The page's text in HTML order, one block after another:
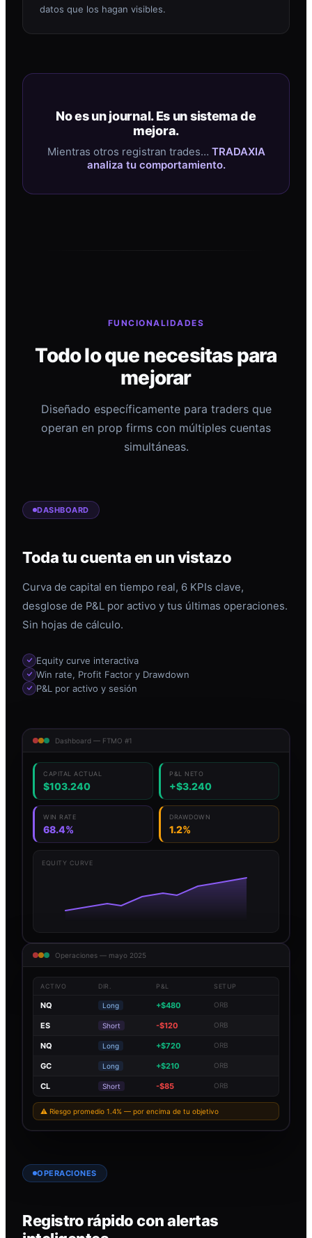
datos que los hagan visibles.
No es un journal. Es un sistema de
mejora.
Mientras otros registran trades… TRADAXIA
analiza tu comportamiento.
FUNCIONALIDADES
Todo lo que necesitas para
mejorar
Diseñado específicamente para traders que
operan en prop firms con múltiples cuentas
simultáneas.
DASHBOARD
Toda tu cuenta en un vistazo
Curva de capital en tiempo real, 6 KPIs clave,
desglose de P&L por activo y tus últimas operaciones.
Sin hojas de cálculo.
Equity curve interactiva
Win rate, Profit Factor y Drawdown
P&L por activo y sesión
Dashboard — FTMO #1
CAPITAL ACTUAL
$103.240
P&L NETO
+$3.240
WIN RATE
68.4%
DRAWDOWN
1.2%
EQUITY CURVE
Operaciones — mayo 2025
ACTIVO DIR. P&L SETUP
NQ Long +$480 ORB
ES Short -$120 ORB
NQ Long +$720 ORB
GC Long +$210 ORB
CL Short -$85 ORB
⚠ Riesgo promedio 1.4% — por encima de tu objetivo
OPERACIONES
Registro rápido con alertas